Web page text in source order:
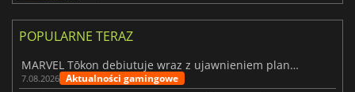
POPULARNE TERAZ
MARVEL Tōkon debiutuje wraz z ujawnieniem planu rozwoju na pierwszy rok
7.08.2026 Aktualności gamingowe